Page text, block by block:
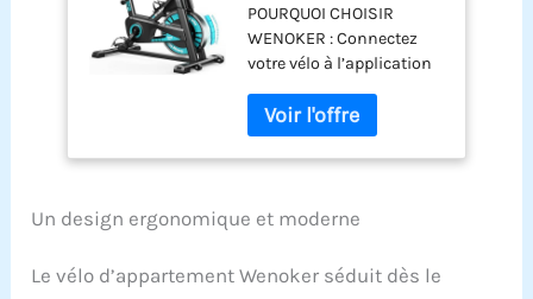
Vélo d’Intérieur
Silencieux 160 kg
Blau
POURQUOI CHOISIR
WENOKER : Connectez
votre vélo à l’application
et rendre chaque séance
plus motivante. Le
support tablette intégré
d’entraînements
divertissements préférés
pendant l’exercice.
Un design ergonomique et moderne
Le vélo d’appartement Wenoker séduit dès le